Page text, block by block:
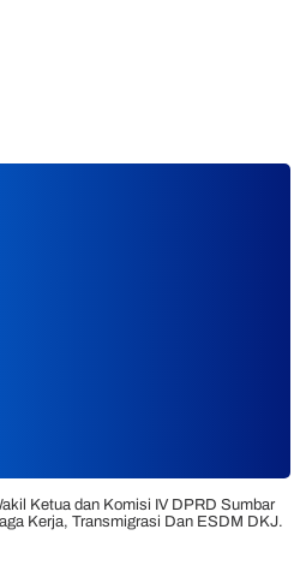
Ketua dan Komisi IV DPRD Sumbar
Kerja, Transmigrasi Dan ESDM DKJ.